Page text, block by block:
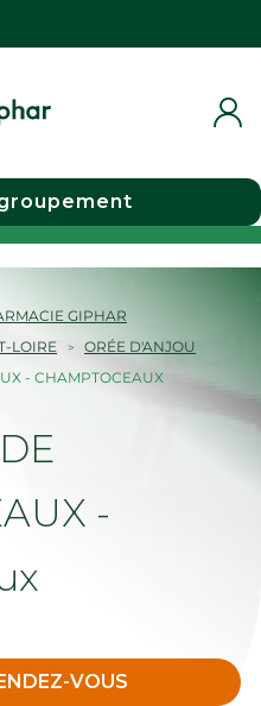
GIPHAR
LOIRE
ORÉE D'ANJOU
- CHAMPTOCEAUX
-
VOUS